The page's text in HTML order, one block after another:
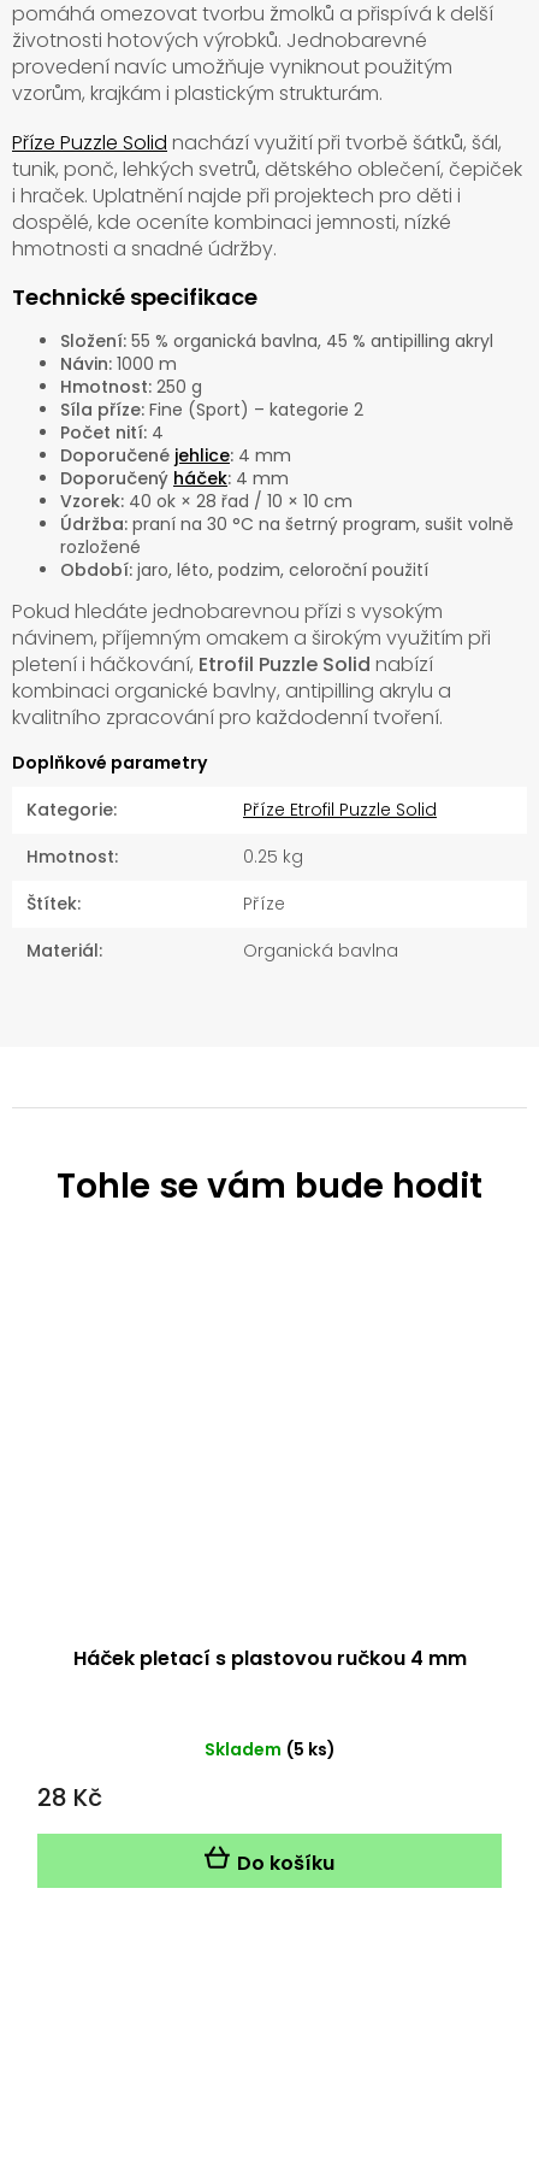
Háček pletací s plastovou ručkou 4 mm
Skladem (5 ks)
28 Kč
Do košíku
pomáhá omezovat tvorbu žmolků a přispívá k delší
životnosti hotových výrobků. Jednobarevné
provedení navíc umožňuje vyniknout použitým
vzorům, krajkám i plastickým strukturám.
Příze Puzzle Solid nachází využití při tvorbě šátků, šál,
tunik, ponč, lehkých svetrů, dětského oblečení, čepiček
i hraček. Uplatnění najde při projektech pro děti i
dospělé, kde oceníte kombinaci jemnosti, nízké
hmotnosti a snadné údržby.
Technické specifikace
Složení: 55 % organická bavlna, 45 % antipilling akryl
Návin: 1000 m
Hmotnost: 250 g
Síla příze: Fine (Sport) – kategorie 2
Počet nití: 4
Doporučené jehlice: 4 mm
Doporučený háček: 4 mm
Vzorek: 40 ok × 28 řad / 10 × 10 cm
Údržba: praní na 30 °C na šetrný program, sušit volně
rozložené
Období: jaro, léto, podzim, celoroční použití
Pokud hledáte jednobarevnou přízi s vysokým
návinem, příjemným omakem a širokým využitím při
pletení i háčkování, Etrofil Puzzle Solid nabízí
kombinaci organické bavlny, antipilling akrylu a
kvalitního zpracování pro každodenní tvoření.
Doplňkové parametry
Kategorie:
Příze Etrofil Puzzle Solid
Hmotnost:
0.25 kg
Štítek:
Příze
Materiál: Organická bavlna